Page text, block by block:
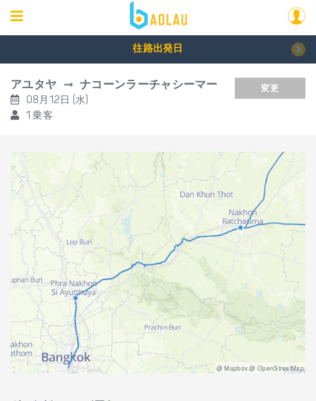
往路出発日
アユタヤ ナコーンラーチャシーマー
08月12日 (水)
1 乗客
変更
@ Mapbox @ OpenStreetMap